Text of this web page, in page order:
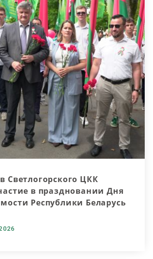
Светлогорского ЦКК
в праздновании Дня
Республики Беларусь